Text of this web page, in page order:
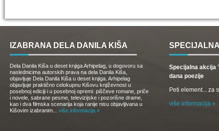
IZABRANA DELA DANILA KIŠA
Dela Danila Kiša u deset knjiga Arhipelag, u dogovoru sa
naslednicima autorskih prava na dela Danila Kiša,
objavljuje Dela Danila Kiša u deset knjiga. Arhipelag
objavljuje praktično celokupnu Kišovu književnost u
posebnoj ediciji i u posebnoj opremi: piščeve romane, priče
i novele, sabrane pesme, televizijske i pozorišne drame,
kao i dva filmska scenarija koja ranije nisu objavljivana u
Kišovim izabranim... više informacija »
Specijalna akcija
dana poezije
Peti element... za
više informacija »